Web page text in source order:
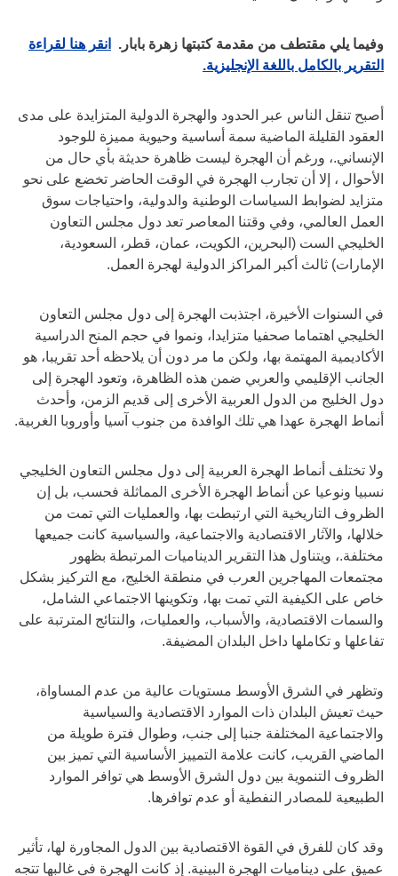
وفيما يلي مقتطف من مقدمة كتبتها زهرة بابار.
انقر هنا لقراءة
التقرير بالكامل باللغة الإنجليزية.
أصبح تنقل الناس عبر الحدود والهجرة الدولية المتزايدة على مدى
العقود القليلة الماضية سمة أساسية وحيوية مميزة للوجود
الإنساني.، ورغم أن الهجرة ليست ظاهرة حديثة بأي حال من
الأحوال ، إلا أن تجارب الهجرة في الوقت الحاضر تخضع على نحو
متزايد لضوابط السياسات الوطنية والدولية، واحتياجات سوق
العمل العالمي، وفي وقتنا المعاصر تعد دول مجلس التعاون
الخليجي الست (البحرين، الكويت، عمان، قطر، السعودية،
الإمارات) ثالث أكبر المراكز الدولية لهجرة العمل.
في السنوات الأخيرة، اجتذبت الهجرة إلى دول مجلس التعاون
الخليجي اهتماما صحفيا متزايدا، ونموا في حجم المنح الدراسية
الأكاديمية المهتمة بها، ولكن ما مر دون أن يلاحظه أحد تقريبا، هو
الجانب الإقليمي والعربي ضمن هذه الظاهرة، وتعود الهجرة إلى
دول الخليج من الدول العربية الأخرى إلى قديم الزمن، وأحدث
أنماط الهجرة عهدا هي تلك الوافدة من جنوب آسيا وأوروبا الغربية.
ولا تختلف أنماط الهجرة العربية إلى دول مجلس التعاون الخليجي
نسبيا ونوعيا عن أنماط الهجرة الأخرى المماثلة فحسب، بل إن
الظروف التاريخية التي ارتبطت بها، والعمليات التي تمت من
خلالها، والآثار الاقتصادية والاجتماعية، والسياسية كانت جميعها
مختلفة.، ويتناول هذا التقرير الديناميات المرتبطة بظهور
مجتمعات المهاجرين العرب في منطقة الخليج، مع التركيز بشكل
خاص على الكيفية التي تمت بها، وتكوينها الاجتماعي الشامل،
والسمات الاقتصادية، والأسباب، والعمليات، والنتائج المترتبة على
تفاعلها و تكاملها داخل البلدان المضيفة.
وتظهر في الشرق الأوسط مستويات عالية من عدم المساواة،
حيث تعيش البلدان ذات الموارد الاقتصادية والسياسية
والاجتماعية المختلفة جنبا إلى جنب، وطوال فترة طويلة من
الماضي القريب، كانت علامة التمييز الأساسية التي تميز بين
الظروف التنموية بين دول الشرق الأوسط هي توافر الموارد
الطبيعية للمصادر النفطية أو عدم توافرها.
وقد كان للفرق في القوة الاقتصادية بين الدول المجاورة لها، تأثير
عميق على ديناميات الهجرة البينية. إذ كانت الهجرة في غالبها تتجه